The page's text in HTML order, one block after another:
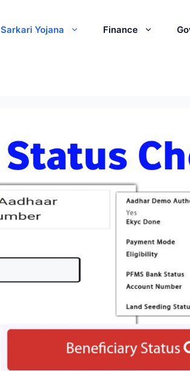
Sarkari Yojana Finance